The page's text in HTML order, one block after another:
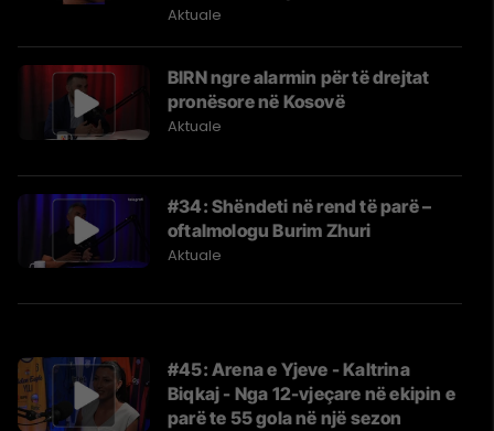
Aktuale
BIRN ngre alarmin për të drejtat
pronësore në Kosovë
Aktuale
#34: Shëndeti në rend të parë –
oftalmologu Burim Zhuri
Aktuale
#45: Arena e Yjeve - Kaltrina
Biqkaj - Nga 12-vjeçare në ekipin e
parë te 55 gola në një sezon